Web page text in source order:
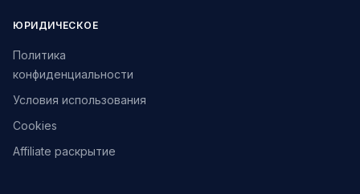
ЮРИДИЧЕСКОЕ
Политика
конфиденциальности
Условия использования
Cookies
Affiliate раскрытие